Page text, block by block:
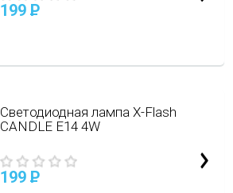
199 P
Светодиодная лампа X-Flash
CANDLE E14 4W
199 P